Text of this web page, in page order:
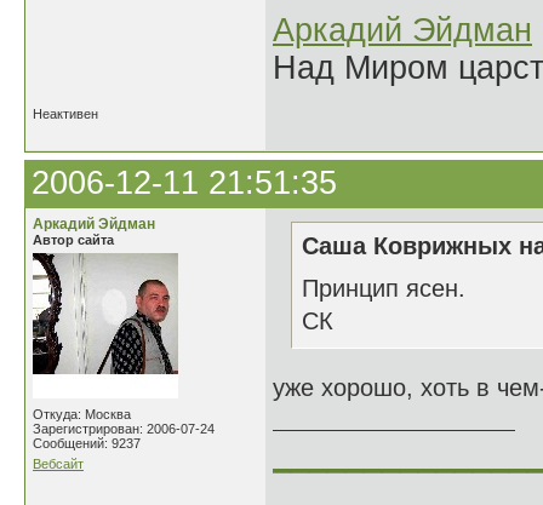
Аркадий Эйдман
Над Миром
Неактивен
2006-12-11 21:51:35
Аркадий Эйдман
Автор сайта
Откуда: Москва
Зарегистрирован: 2006-07-24
Сообщений: 9237
Вебсайт
Саша Коврижных
Принцип ясен.
СК
уже хорошо, хоть в